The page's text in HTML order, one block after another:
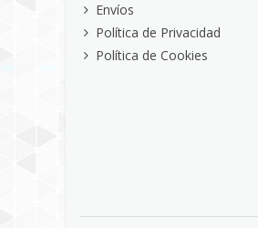
Envíos
Política de Privacidad
Política de Cookies